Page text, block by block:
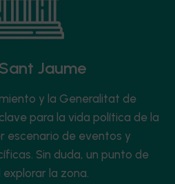
Jaume
y la Generalitat de
para la vida política de la
escenario de eventos y
Sin duda, un punto de
explorar la zona.